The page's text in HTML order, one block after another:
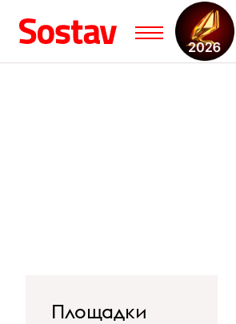
Площадки